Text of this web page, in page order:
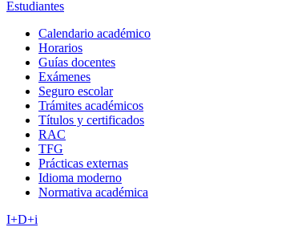
Estudiantes
Calendario académico
Horarios
Guías docentes
Exámenes
Seguro escolar
Trámites académicos
Títulos y certificados
RAC
TFG
Prácticas externas
Idioma moderno
Normativa académica
I+D+i